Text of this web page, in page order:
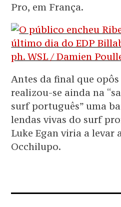
Pro, em França.
Antes da final que
realizou-se ainda na
surf português” uma
lendas vivas do surf
Luke Egan viria a levar
Occhilupo.